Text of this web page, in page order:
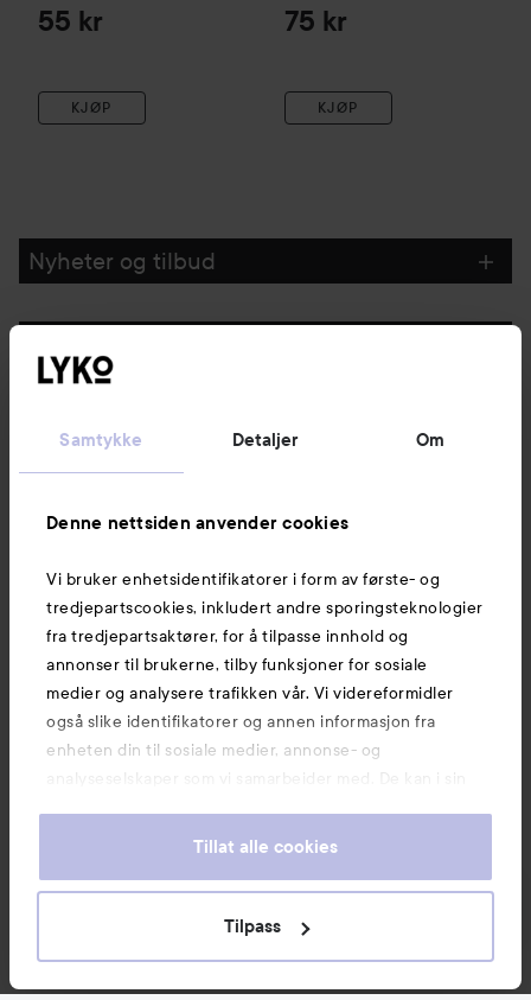
Samtykke Detaljer Om
Denne nettsiden anvender cookies
Vi bruker enhetsidentifikatorer i form av første- og
tredjepartscookies, inkludert andre sporingsteknologier
fra tredjepartsaktører, for å tilpasse innhold og
annonser til brukerne, tilby funksjoner for sosiale
medier og analysere trafikken vår. Vi videreformidler
også slike identifikatorer og annen informasjon fra
enheten din til sosiale medier, annonse- og
analyseselskaper som vi samarbeider med. De kan i sin
informasjon som du har oppgitt eller som de har samlet
våre cookies ved å fortsette å bruke nettsiden vår. For
informasjon om hvordan du kan endre innstillingene for
Tillat alle cookies
Tilpass
55 kr
KJØP
75 kr
KJØP
Nyheter og tilbud
Kundeservice
Informasjon
Også av interesse
E-handel av Avensia